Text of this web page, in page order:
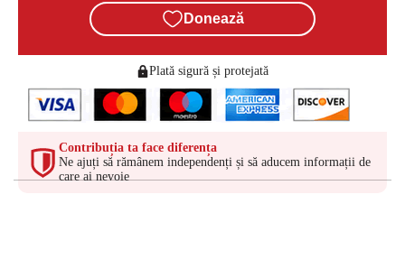
Donează
Plată sigură și protejată
Contribuția ta face diferența
Ne ajuți să rămânem independenți și să aducem informații de
care ai nevoie